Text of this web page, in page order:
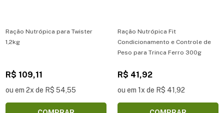
Ração Nutrópica para Twister
1,2kg
R$ 109,11
ou em 2x de R$ 54,55
Ração Nutrópica Fit
Condicionamento e Controle de
Peso para Trinca Ferro 300g
R$ 41,92
ou em 1x de R$ 41,92